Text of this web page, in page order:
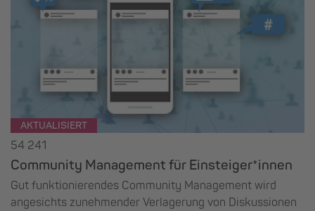
AKTUALISIERT
54 241
Community Management für Einsteiger*innen
Gut funktionierendes Community Management wird
angesichts zunehmender Verlagerung von Diskussionen